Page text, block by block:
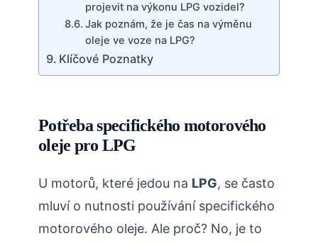
projevit na výkonu LPG vozidel?
Jak poznám, že je čas na výměnu
oleje ve voze na LPG?
Klíčové Poznatky
Potřeba specifického motorového
oleje pro LPG
U motorů, které jedou na LPG, se často
mluví o nutnosti používání specifického
motorového oleje. Ale proč? No, je to